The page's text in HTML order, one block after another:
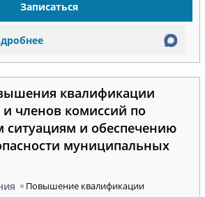
Записаться
квалификации
и членов комиссий по
и обеспечению
муниципальных
Повышение квалификации